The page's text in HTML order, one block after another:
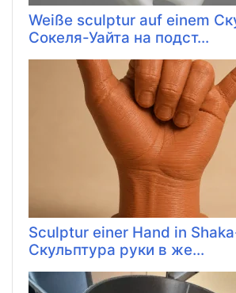
Weiße sculptur auf einem
Сокеля-Уайта на подст...
Sculptur einer Hand in
Скульптура руки в же...